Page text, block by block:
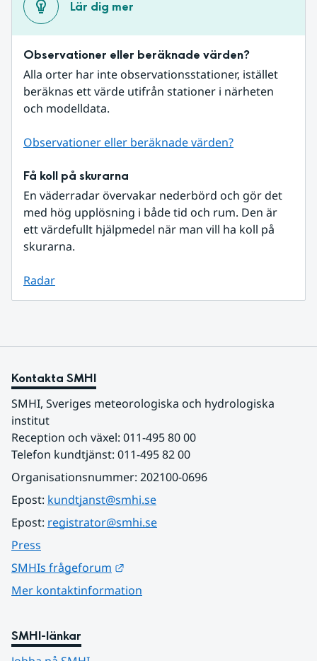
Lär dig mer
Observationer eller beräknade värden?
Alla orter har inte observationsstationer, istället
beräknas ett värde utifrån stationer i närheten
och modelldata.
Observationer eller beräknade värden?
Få koll på skurarna
En väderradar övervakar nederbörd och gör det
med hög upplösning i både tid och rum. Den är
ett värdefullt hjälpmedel när man vill ha koll på
skurarna.
Radar
Kontakta SMHI
SMHI, Sveriges meteorologiska och hydrologiska
institut
Reception och växel: 011-495 80 00
Telefon kundtjänst: 011-495 82 00
Organisationsnummer: 202100-0696
Epost: kundtjanst@smhi.se
Epost: registrator@smhi.se
Press
SMHIs frågeforum
Mer kontaktinformation
SMHI-länkar